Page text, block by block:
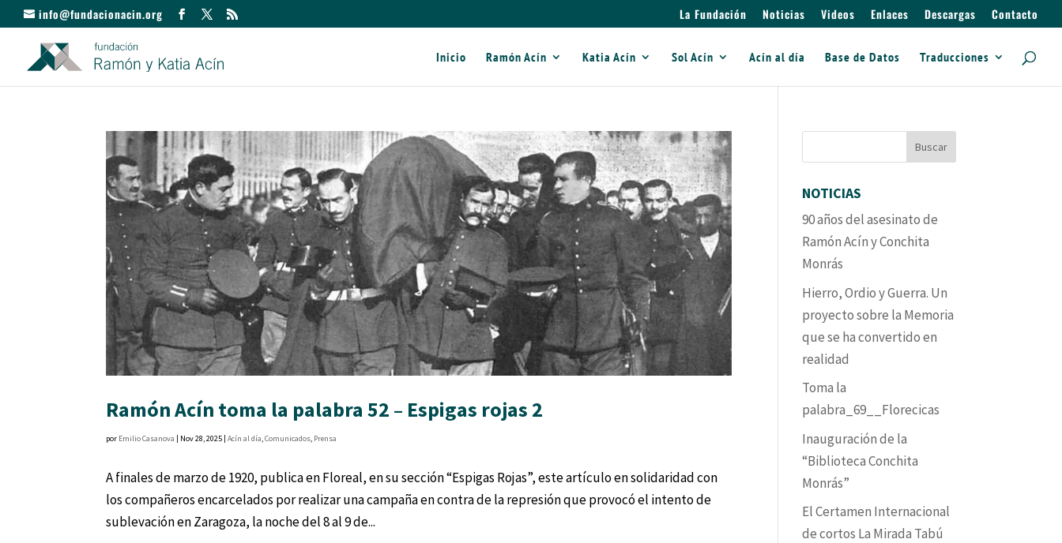
info@fundacionacin.org La Fundación Noticias Videos Enlaces Descargas Contacto
Inicio Ramón Acín Katia Acín Sol Acín Acín al día Base de Datos Traducciones
Ramón Acín toma la palabra 52 – Espigas rojas 2
por Emilio Casanova Nov 28, 2025 |Acín al día,Comunicados, Prensa
A finales de marzo de 1920, publica en Floreal, en su sección “Espigas Rojas”, este artículo en solidaridad con
los compañeros encarcelados por realizar una campaña en contra de la represión que provocó el intento de
sublevación en Zaragoza, la noche del 8 al 9 de...
NOTICIAS
90 años del asesinato de
Ramón Acín y Conchita
Monrás
Hierro, Ordio y Guerra. Un
proyecto sobre la Memoria
que se ha convertido en
realidad
Toma la
palabra_69__Florecicas
Inauguración de la
“Biblioteca Conchita
Monrás”
El Certamen Internacional
de cortos La Mirada Tabú